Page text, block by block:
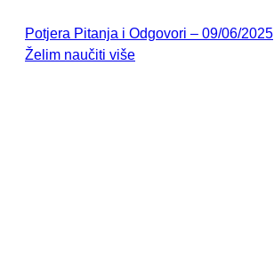
Potjera Pitanja i Odgovori – 09/06/2025
Želim naučiti više